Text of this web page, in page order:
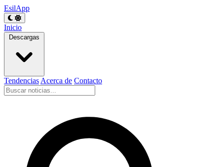
EsilApp
Inicio
Descargas
Tendencias Acerca de Contacto